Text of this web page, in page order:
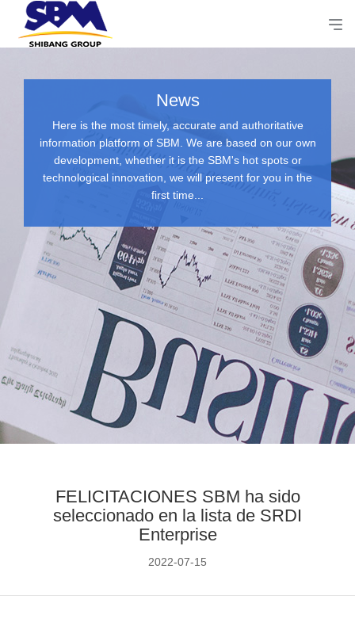
News
Here is the most timely, accurate and authoritative
information platform of SBM. We are based on our own
development, whether it is the SBM's hot spots or
technological innovation, we will present for you in the
first time...
FELICITACIONES SBM ha sido
seleccionado en la lista de SRDI
Enterprise
2022-07-15